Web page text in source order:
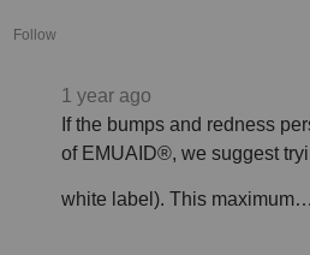
Follow
1 year ago
If the bumps and redness
of EMUAID®, we suggest
white label). This maximum…